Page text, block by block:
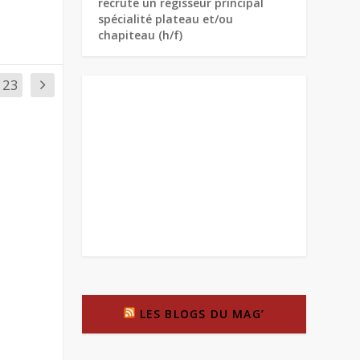
23
spécialité plateau et/ou
chapiteau (h/f)
LES BLOGS DU MAG’